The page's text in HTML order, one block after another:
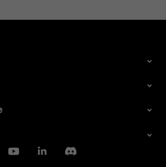
YoutubeLinkedinDiscord